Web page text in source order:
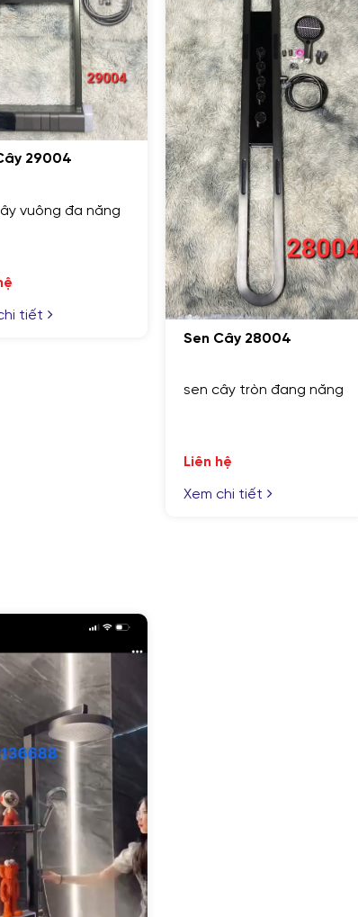
TÔI TƯ VẤN CHO BẠN
Sen Cây 27004
Sen cây bát vuông mặt
trắng
Liên hệ
Xem chi tiết